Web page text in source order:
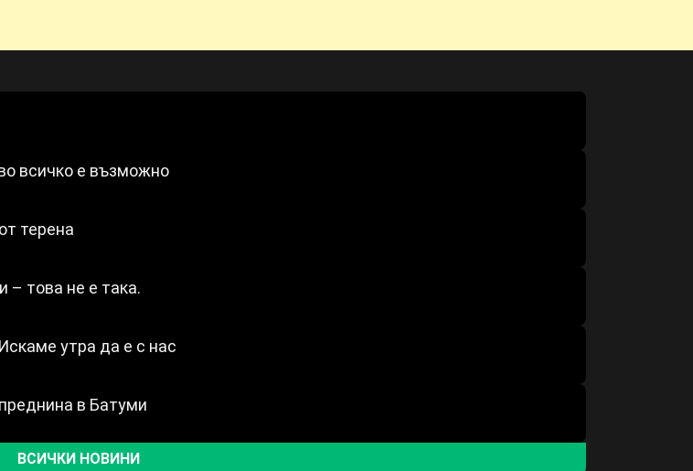
всичко е възможно
терена
– това не е така.
утра да е с нас
в Батуми
ВСИЧКИ НОВИНИ